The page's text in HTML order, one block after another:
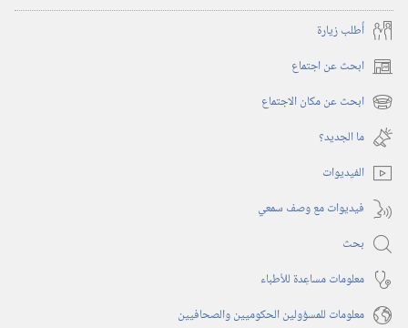
أُطلب زيارة
ابحث عن اجتماع (يفتح
نافذة ابحث عن مكان الاجتماع (يفتح
نافذة
جديدة)
ما الجديد؟‏
الفيديوات
فيديوات مع وصف سمعي
بحث
معلومات مساعِدة للأطباء
معلومات للمسؤولين الحكوميين والصحافيين